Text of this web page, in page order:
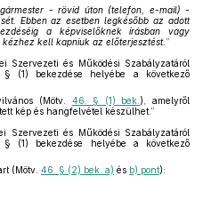
- rövid úton (telefon, e-mail) -
Ebben az esetben legkésőbb az adott
a képviselőknek írásban vagy
kell kapniuk az előterjesztést. ”
Szervezeti és Működési Szabályzatáról
(1) bekezdése helyébe a következő
(Mötv. 46. § (1) bek. ), amelyről
kép és hangfelvétel készülhet.”
Szervezeti és Működési Szabályzatáról
(1) bekezdése helyébe a következő
(Mötv. 46. § (2) bek. a) és b) pont):